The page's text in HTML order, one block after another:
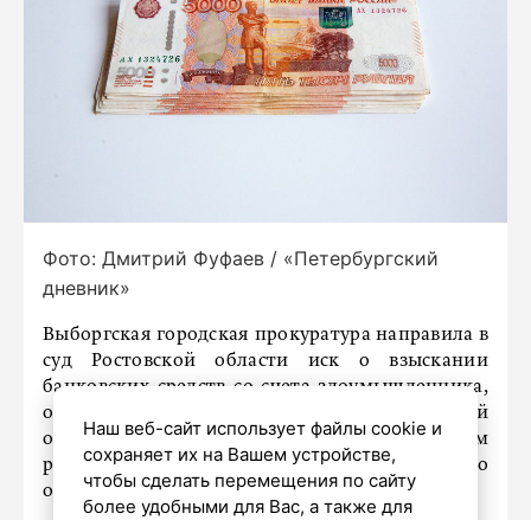
Фото: Дмитрий Фуфаев / «Петербургский
дневник»
Выборгская городская прокуратура направила в
суд Ростовской области иск о взыскании
банковских средств со счета злоумышленника,
обманувшего пожилого жителя Ленинградской
области на 427 тысяч рублей. Об этом
рассказали в пресс-службе регионального
отделения надзорного ведомства.
Наш веб-сайт использует файлы cookie и
сохраняет их на Вашем устройстве,
чтобы сделать перемещения по сайту
более удобными для Вас, а также для